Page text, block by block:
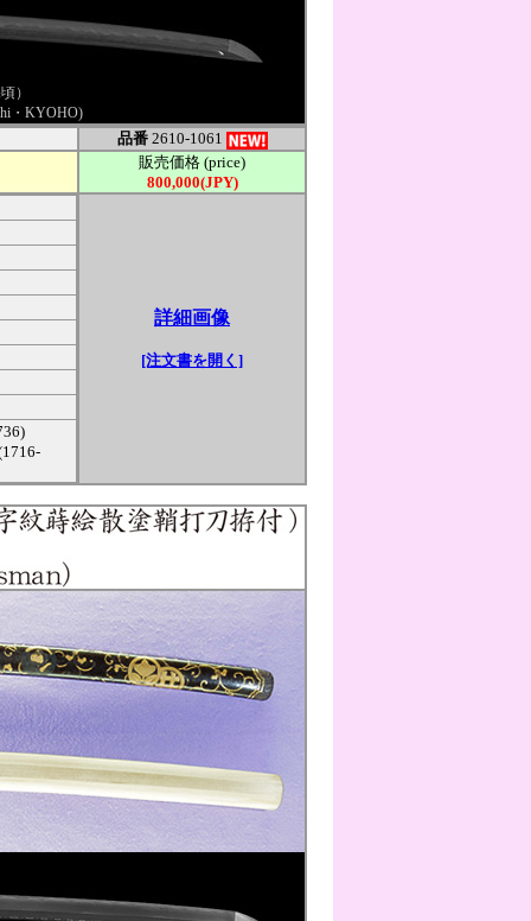
）
・KYOHO)
品番2610-1061
販売価格 (price)
800,000(JPY)
詳細画像
[注文書を開く]